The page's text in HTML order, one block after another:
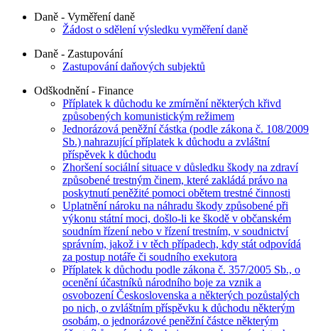
Daně - Vyměření daně
Žádost o sdělení výsledku vyměření daně
Daně - Zastupování
Zastupování daňových subjektů
Odškodnění - Finance
Příplatek k důchodu ke zmírnění některých křivd
způsobených komunistickým režimem
Jednorázová peněžní částka (podle zákona č. 108/2009
Sb.) nahrazující příplatek k důchodu a zvláštní
příspěvek k důchodu
Zhoršení sociální situace v důsledku škody na zdraví
způsobené trestným činem, které zakládá právo na
poskytnutí peněžité pomoci obětem trestné činnosti
Uplatnění nároku na náhradu škody způsobené při
výkonu státní moci, došlo-li ke škodě v občanském
soudním řízení nebo v řízení trestním, v soudnictví
správním, jakož i v těch případech, kdy stát odpovídá
za postup notáře či soudního exekutora
Příplatek k důchodu podle zákona č. 357/2005 Sb., o
ocenění účastníků národního boje za vznik a
osvobození Československa a některých pozůstalých
po nich, o zvláštním příspěvku k důchodu některým
osobám, o jednorázové peněžní částce některým